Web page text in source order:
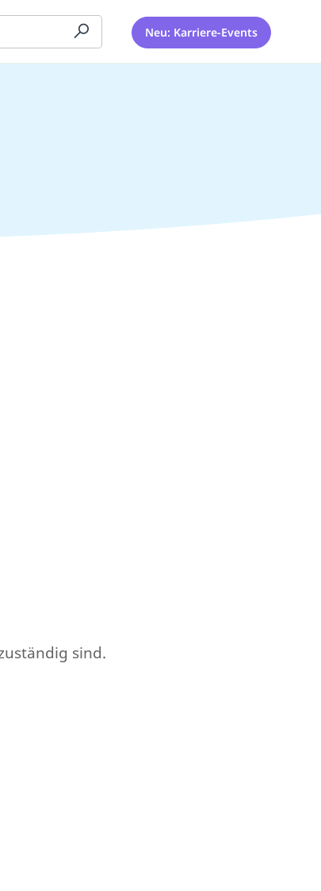
Neu: Karriere-Events
sind.